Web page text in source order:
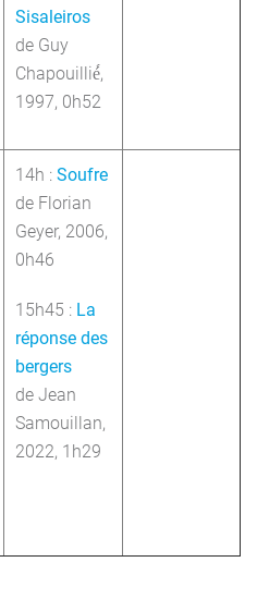
Sisaleiros
de Guy
Chapouillié́,
1997, 0h52
14h : Soufre
de Florian
Geyer, 2006,
0h46
15h45 : La
réponse des
bergers
de Jean
Samouillan,
2022, 1h29